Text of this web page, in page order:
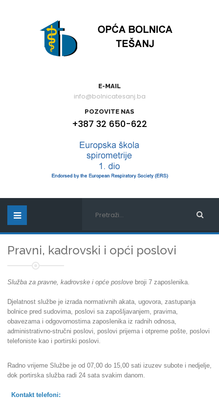
E-MAIL
info@bolnicatesanj.ba
POZOVITE NAS
+387 32 650-622
Pravni, kadrovski i opći poslovi
Služba za pravne, kadrovske i opće poslove broji 7 zaposlenika.
Djelatnost službe je izrada normativnih akata, ugovora, zastupanja
bolnice pred sudovima, poslovi sa zapošljavanjem, pravima,
obavezama i odgovornostima zaposlenika iz radnih odnosa,
administrativno-stručni poslovi, poslovi prijema i otpreme pošte, poslovi
telefoniste kao i portirski poslovi.
Radno vrijeme Službe je od 07,00 do 15,00 sati izuzev subote i nedjelje,
dok portirska služba radi 24 sata svakim danom.
Kontakt telefoni: